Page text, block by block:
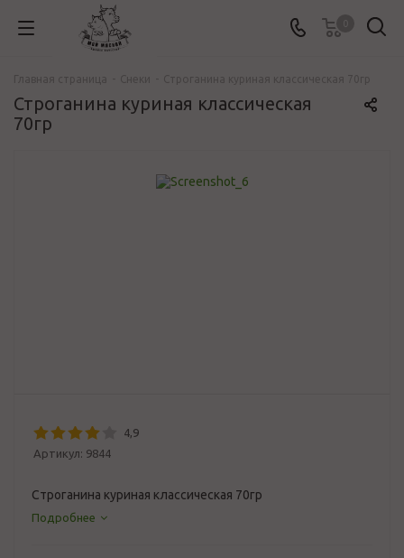
Строганина куриная классическая
70гр
4,9
Артикул: 9844
Строганина куриная классическая 70гр
Подробнее